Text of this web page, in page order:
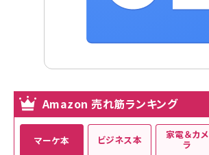
Amazon 売れ筋ランキング
マーケ本 ビジネス本 家電＆カメ
ラ